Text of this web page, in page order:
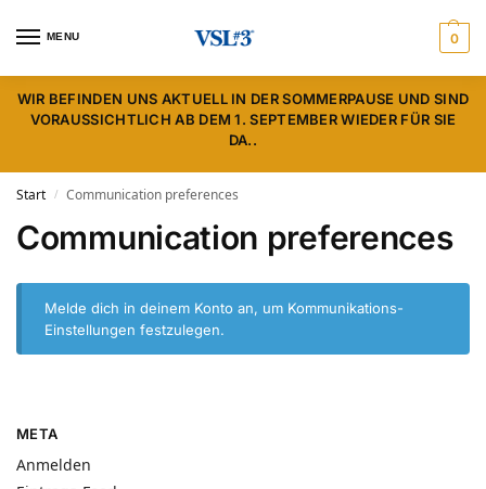
MENU 0
WIR BEFINDEN UNS AKTUELL IN DER SOMMERPAUSE UND SIND
VORAUSSICHTLICH AB DEM 1. SEPTEMBER WIEDER FÜR SIE
DA..
Start / Communication preferences
Communication preferences
Melde dich in deinem Konto an, um Kommunikations-
Einstellungen festzulegen.
META
Anmelden